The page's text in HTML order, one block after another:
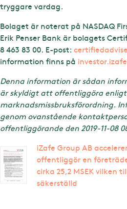
tryggare vardag.
Bolaget är noterat på NASDAQ
Erik Penser Bank är bolagets
8 463 83 00. E-post:
information finns på
Denna information är sådan
är skyldigt att offentliggöra enligt
marknadsmissbruksförordning.
genom ovanstående
offentliggörande den 2019-11-08
iZafe Group AB
offentliggör en
cirka 25,2 MSEK vilken
säkerställd